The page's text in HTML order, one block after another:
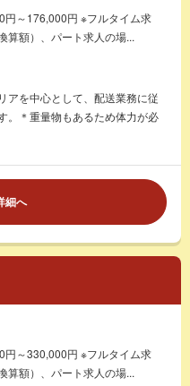
円～176,000円 ※フルタイム求
算額）、パート求人の場...
アを中心として、配送業務に従
。＊重量物もあるため体力が必
細へ
円～330,000円 ※フルタイム求
算額）、パート求人の場...